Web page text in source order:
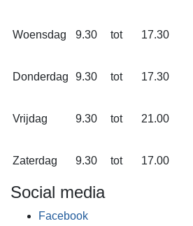
Woensdag 9.30 tot 17.30
Donderdag 9.30 tot 17.30
Vrijdag 9.30 tot 21.00
Zaterdag 9.30 tot 17.00
Social media
Facebook